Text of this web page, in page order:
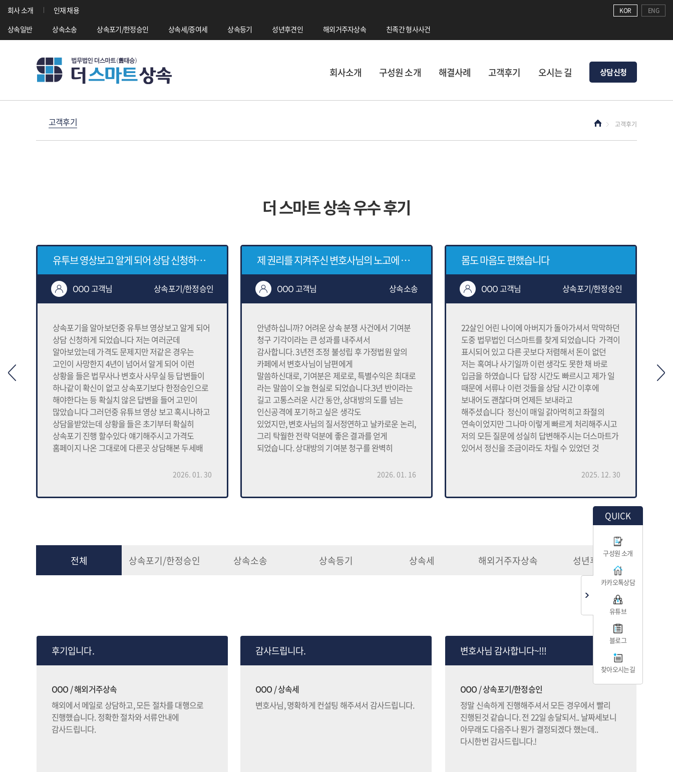
회사 소개
인재 채용
상속일반
상속소송 상속포기/한정승인 상속세/증여세 상속등기 성년후견인 해외거주자상속 친족간 형사사건
KOR ENG
회사소개 구성원 소개 해결사례 고객후기 오시는 길 상담신청
QUICK
구성원 소개
카카오톡상담
유튜브
블로그
찾아오시는길
고객후기 고객후기
더 스마트 상속 우수 후기
유투브 영상보고 알게 되어 상담 신청하게 되었습니다
OOO 고객님 상속포기/한정승인
상속포기을 알아보던중 유투브 영상보고 알게 되어
상담 신청하게 되었습니다 저는 여러군데
알아보았는데 가격도 문제지만 저같은 경우는
고인이 사망한지 4년이 넘어서 알게 되어 이런
상황을 들은 법무사나 변호사 사무실 등 답변들이
하나같이 확신이 없고 상속포기보다 한정승인으로
해야한다는 등 확실치 않은 답변을 들어 고민이
많았습니다 그러던중 유튜브 영상 보고 혹시나하고
상담을받았는데 상황을 들은 초기부터 확실히
상속포기 진행 할수있다 얘기해주시고 가격도
홈페이지 나온 그대로에 다른곳 상담해본 두세배
상속포기를 진행할수 있다 확신을 주셔서 그점이
한달정도 걸린거 같습니다 인용결정 판결문 받고
2026. 01. 30
제 권리를 지켜주신 변호사님의 노고에 깊은 존경과 감사를 표합니다
OOO 고객님 상속소송
안녕하십니까? 어려운 상속 분쟁 사건에서 기여분
청구 기각이라는 큰 성과를 내주셔서
감사합니다. 3년전 조정 불성립 후 가정법원 앞의
카페에서 변호사님이 남편에게
말씀하신대로, 기여분은 제로로, 특별수익은 최대로
라는 말씀이 오늘 현실로 되었습니다.3년 반이라는
길고 고통스러운 시간 동안, 상대방의 도를 넘는
인신공격에 포기하고 싶은 생각도
있었지만, 변호사님의 질서정연하고 날카로운 논리,
그리 탁월한 전략 덕분에 좋은 결과를 얻게
되었습니다. 상대방의 기여분 청구를 완벽히
권리를 지켜주신 변호사님의 노고에 깊은 존경과
한번 감사드립니다! 박OO 드림.
2026. 01. 16
몸도 마음도 편했습니다
OOO 고객님 상속포기/한정승인
22살인 어린 나이에 아버지가 돌아가셔서 막막하던
도중 법무법인 더스마트를 찾게 되었습니다 가격이
표시되어 있고 다른 곳보다 저렴해서 돈이 없던
저는 혹여나 사기일까 이런 생각도 못한 채 바로
입금을 하였습니다 답장 시간도 빠르시고 제가 일
때문에 서류나 이런 것들을 상담 시간 이후에
보내어도 괜찮다며 언제든 보내라고
해주셨습니다 정신이 매일 갉아먹히고 좌절의
연속이었지만 그나마 이렇게 빠르게 처리해주시고
저의 모든 질문에 성실히 답변해주시는 더스마트가
있어서 정신을 조금이라도 차릴 수 있었던 것
마음이 시원섭섭하네요 제가 계속 질문하면
감사했습니다 필요한 부분, 해결하는 방안 세세히
알려주시고 그냥 저는 서류 발급만 하면 돼서 몸도
마음도 편했습니다 서류 재촉하시는 것도 없고
법적으로 더 필요한 일이 생기면 더스마트를 찾을
것 같네요 그동안 감사했습니다
2025. 12. 30
전체 상속포기/한정승인 상속소송 상속등기 상속세 해외거주자상속 성년후견인
후기입니다.
OOO / 해외거주상속
해외에서 메일로 상담하고, 모든 절차를 대행으로
진행했습니다. 정확한 절차와 서류안내에
감사드립니다.
감사드립니다.
OOO / 상속세
변호사님, 명확하게 컨설팅 해주셔서 감사드립니다.
변호사님 감사합니다~!!!
OOO / 상속포기/한정승인
정말 신속하게 진행해주셔서 모든 경우에서 빨리
진행된것 같습니다. 전 22일 송달되서.. 날짜세보니
아무래도 다음주나 뭔가 결정되겠다 했는데..
다시한번 감사드립니다.!